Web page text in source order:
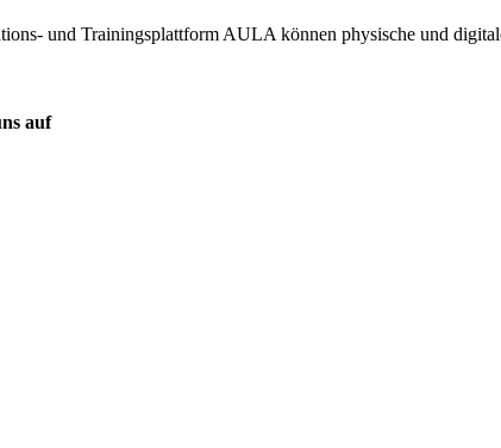
und Trainingsplattform AULA können physische und
auf